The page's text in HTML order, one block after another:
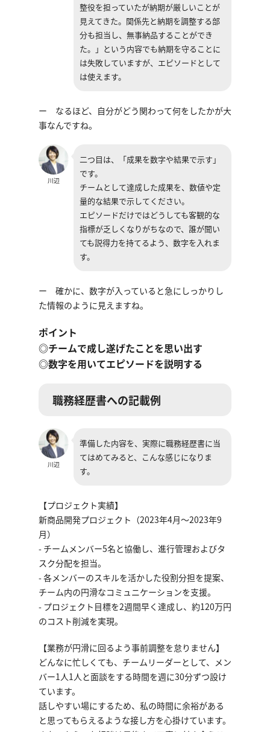
整役を担っていたが納期が厳しいことが
見えてきた。関係先と納期を調整する部
分も担当し、無事納品することができ
た。」という内容でも納期を守ることに
は失敗していますが、エピソードとして
は使えます。
ー なるほど、自分がどう関わって何をしたかが大
事なんですね。
川辺
二つ目は、「成果を数字や結果で示す」
です。
チームとして達成した成果を、数値や定
量的な結果で示してください。
エピソードだけではどうしても客観的な
指標が乏しくなりがちなので、誰が聞い
ても説得力を持てるよう、数字を入れま
す。
ー 確かに、数字が入っていると急にしっかりし
た情報のように見えますね。
ポイント
◎チームで成し遂げたことを思い出す
◎数字を用いてエピソードを説明する
職務経歴書への記載例
川辺
準備した内容を、実際に職務経歴書に当
てはめてみると、こんな感じになりま
す。
【プロジェクト実績】
新商品開発プロジェクト（2023年4月～2023年9
月）
- チームメンバー5名と協働し、進行管理およびタ
スク分配を担当。
- 各メンバーのスキルを活かした役割分担を提案、
チーム内の円滑なコミュニケーションを支援。
- プロジェクト目標を2週間早く達成し、約120万円
のコスト削減を実現。
【業務が円滑に回るよう事前調整を怠りません】
どんなに忙しくても、チームリーダーとして、メン
バー1人1人と面談をする時間を週に30分ずつ設け
ています。
話しやすい場にするため、私の時間に余裕がある
と思ってもらえるような接し方を心掛けています。